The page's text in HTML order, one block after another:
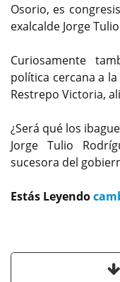
Osorio, es
exalcalde Jorge
Curiosamente
política cercana a
Restrepo Victoria,
¿Será qué los
Jorge Tulio
sucesora del
Estás Leyendo